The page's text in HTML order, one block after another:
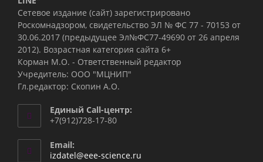
Сетевое издание (сайт) зарегистрировано
Роскомнадзором, свидетельство ЭЛ № ФС 77 - 70153 от
30.06.2017 (предыдущее Эл№ФC77-49690 от 26 апреля
2012). Возрастная категория сайта 6+
Корман М.О. - Ответственный редактор
Учредитель: ООО "МЦНИП"
Гл.редактор: Скопин А.О.
Единый Call-центр:
+7(912)728-17-80
Email:
izdatel@eee-science.ru